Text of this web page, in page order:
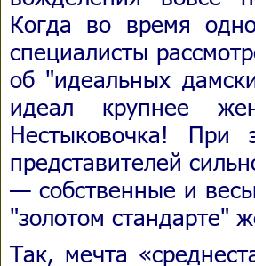
Когда во время
специалисты
об "идеальных
идеал крупнее
Нестыковочка! При
представителей
— собственные и
"золотом стандарте"
Так, мечта